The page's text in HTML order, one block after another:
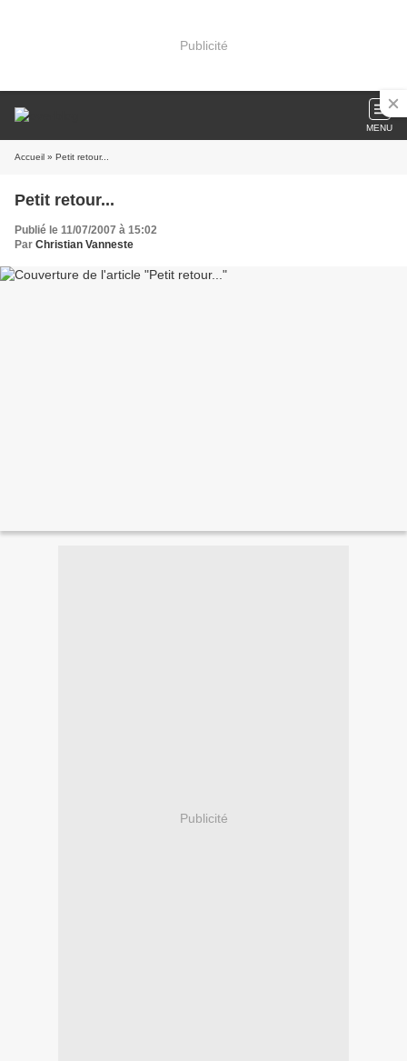
Publicité
MENU
Accueil » Petit retour...
Petit retour...
Publié le 11/07/2007 à 15:02
Par Christian Vanneste
Publicité